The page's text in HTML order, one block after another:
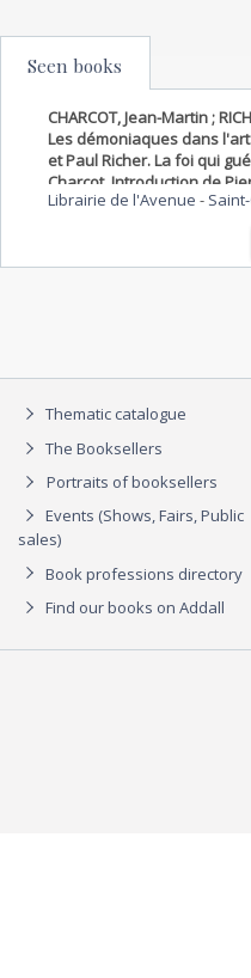
Seen books
CHARCOT, Jean-Martin ;
Les démoniaques dans l'art
et Paul Richer. La foi qui
Charcot. Introduction de
postface de Georges Didi-
Librairie de l'Avenue -
Thematic catalogue
The Booksellers
Portraits of booksellers
Events (Shows, Fairs, Public
sales)
Book professions directory
Find our books on Addall